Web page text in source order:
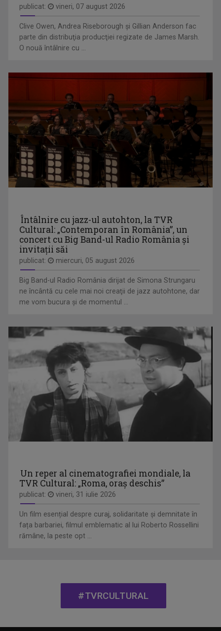
ISTORII CU TÂLC
Este o emisiune de tip podcast, cu invitați ...
MATCA. LITERATURĂ ÎN DIRECT
Magazinul dedicat literaturii contemporane, ...
PORTRET DE ARTIST
„Portret de artist” este o serie documentară ...
MARIUS CONSTANTINESCU
O prezenţă constantă în sălile de concerte, în ...
publicat: vineri, 07 august 2026
Clive Owen, Andrea Riseborough şi Gillian Anderson fac
parte din distribuţia producţiei regizate de James Marsh.
O nouă întâlnire cu ...
Întâlnire cu jazz-ul autohton, la TVR
Cultural: „Contemporan în România”, un
concert cu Big Band-ul Radio România şi
invitaţii săi
publicat: miercuri, 05 august 2026
Big Band-ul Radio România dirijat de Simona Strungaru
ne încântă cu cele mai noi creaţii de jazz autohtone, dar
me vom bucura şi de momentul ...
Un reper al cinematografiei mondiale, la
TVR Cultural: „Roma, oraș deschis”
publicat: vineri, 31 iulie 2026
Un film esențial despre curaj, solidaritate și demnitate în
fața barbariei, filmul emblematic al lui Roberto Rossellini
rămâne, la peste opt ...
#TVRCULTURAL